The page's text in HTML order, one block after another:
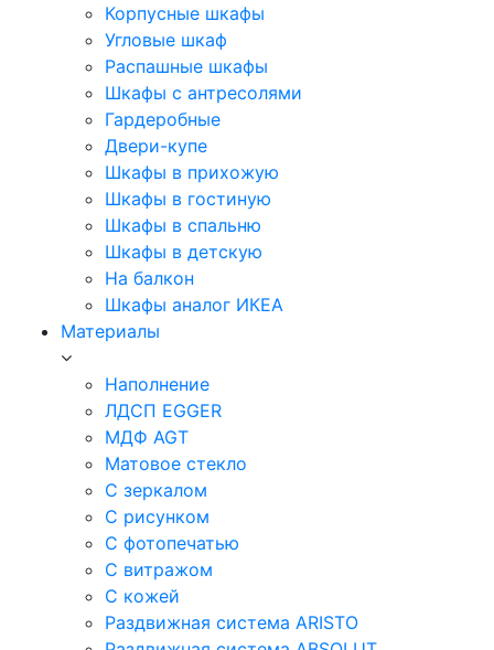
Корпусные шкафы
Угловые шкаф
Распашные шкафы
Шкафы с антресолями
Гардеробные
Двери-купе
Шкафы в прихожую
Шкафы в гостиную
Шкафы в спальню
Шкафы в детскую
На балкон
Шкафы аналог ИКЕА
Материалы
Наполнение
ЛДСП EGGER
МДФ AGT
Матовое стекло
С зеркалом
С рисунком
С фотопечатью
С витражом
С кожей
Раздвижная система ARISTO